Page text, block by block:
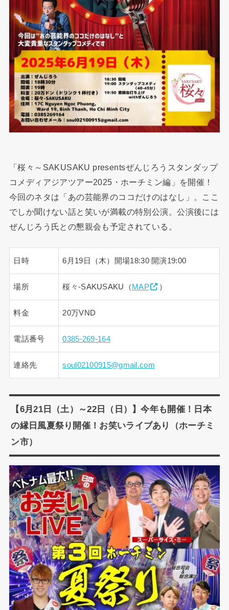
「桜々～SAKUSAKU presentsぜんじろうスタンダップ
コメディアジアツアー2025・ホーチミン編」を開催！
今回のネタは「あの芸能界のココだけのはなし」。ここ
でしか聞けない話と笑いが満載の特別公演。公演後には
ぜんじろう氏との懇親会も予定されている。
日時 6月19日（木）開場18:30 開演19:00
場所 桜々-SAKUSAKU（ MAP ）
料金 20万VND
電話番号 0385-269-164
連絡先 soul02100915@gmail.com
【6月21日（土）～22日（日）】今年も開催！日本
の縁日風夏祭り開催！お笑いライブあり（ホーチミ
ン市）